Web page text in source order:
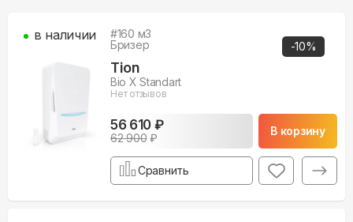
-10%
#160 м3
Бризер
Tion
Bio X Standart
Нет отзывов
56 610 ₽
62 900₽
В корзину
в наличии
Сравнить